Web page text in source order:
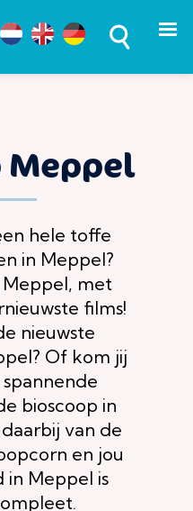
Meppel
hele toffe
in Meppel?
Meppel, met
films!
nieuwste
Of kom jij
bioscoop in
van de
en jou
in Meppel is